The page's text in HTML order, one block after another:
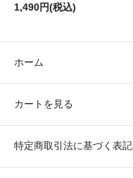
1,490円(税込)
ホーム
カートを見る
特定商取引法に基づく表記